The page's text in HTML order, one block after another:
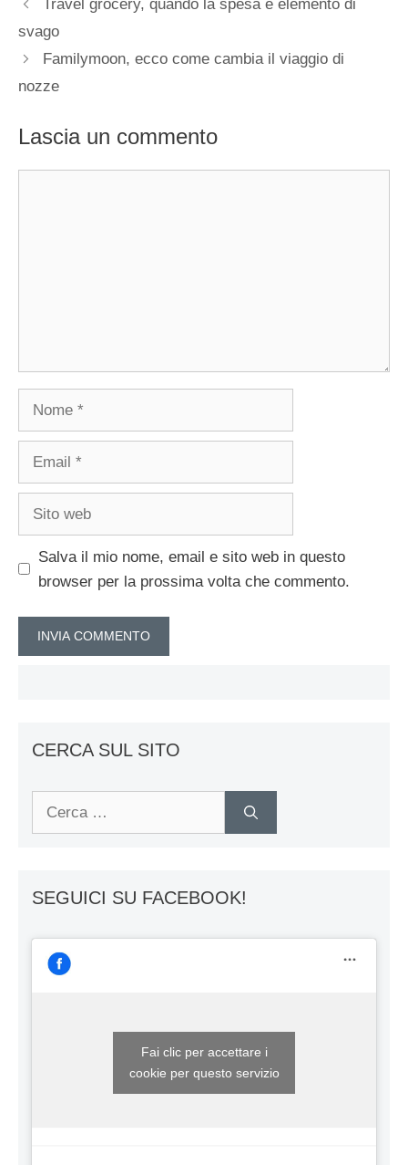
Travel grocery, quando la spesa è elemento di
svago
Familymoon, ecco come cambia il viaggio di
nozze
Lascia un commento
Nome
Email
Sito
Salva il mio nome, email e sito web in questo
browser per la prossima volta che commento.
CERCA SUL SITO
Ricerca
SEGUICI SU FACEBOOK!
Fai clic per accettare i
cookie per questo servizio